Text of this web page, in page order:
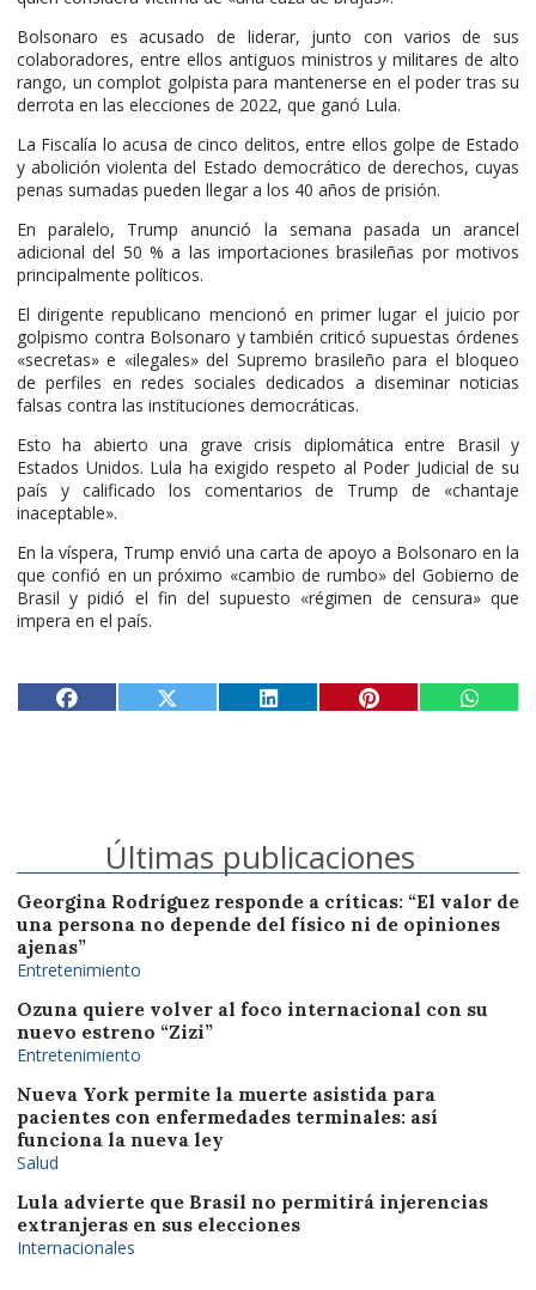
Bolsonaro es acusado de liderar, junto con varios de sus
colaboradores, entre ellos antiguos ministros y militares de alto
rango, un complot golpista para mantenerse en el poder tras su
derrota en las elecciones de 2022, que ganó Lula.
La Fiscalía lo acusa de cinco delitos, entre ellos golpe de Estado
y abolición violenta del Estado democrático de derechos, cuyas
penas sumadas pueden llegar a los 40 años de prisión.
En paralelo, Trump anunció la semana pasada un arancel
adicional del 50 % a las importaciones brasileñas por motivos
principalmente políticos.
El dirigente republicano mencionó en primer lugar el juicio por
golpismo contra Bolsonaro y también criticó supuestas órdenes
«secretas» e «ilegales» del Supremo brasileño para el bloqueo
de perfiles en redes sociales dedicados a diseminar noticias
falsas contra las instituciones democráticas.
Esto ha abierto una grave crisis diplomática entre Brasil y
Estados Unidos. Lula ha exigido respeto al Poder Judicial de su
país y calificado los comentarios de Trump de «chantaje
inaceptable».
En la víspera, Trump envió una carta de apoyo a Bolsonaro en la
que confió en un próximo «cambio de rumbo» del Gobierno de
Brasil y pidió el fin del supuesto «régimen de censura» que
impera en el país.
Últimas publicaciones
Georgina Rodríguez responde a críticas: “El valor de
una persona no depende del físico ni de opiniones
ajenas”
Entretenimiento
Ozuna quiere volver al foco internacional con su
nuevo estreno “Zizi”
Entretenimiento
Nueva York permite la muerte asistida para
pacientes con enfermedades terminales: así
funciona la nueva ley
Salud
Lula advierte que Brasil no permitirá injerencias
extranjeras en sus elecciones
Internacionales